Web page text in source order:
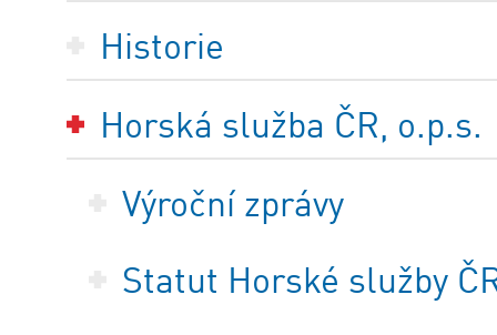
Historie
Horská služba ČR, o.p.s.
Výroční zprávy
Statut Horské služby